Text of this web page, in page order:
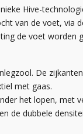
Hive-
van de voet, via
de voet worden
De
met gaas.
het lopen, met
de dubbele